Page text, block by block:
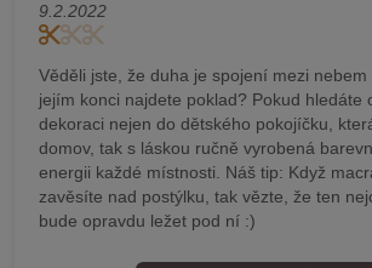
9.2.2022
Věděli jste, že duha je spojení mezi nebem
jejím konci najdete poklad? Pokud hledáte
dekoraci nejen do dětského pokojíčku,
domov, tak s láskou ručně vyrobená
energii každé místnosti. Náš tip: Když
zavěsíte nad postýlku, tak vězte, že ten
bude opravdu ležet pod ní :)